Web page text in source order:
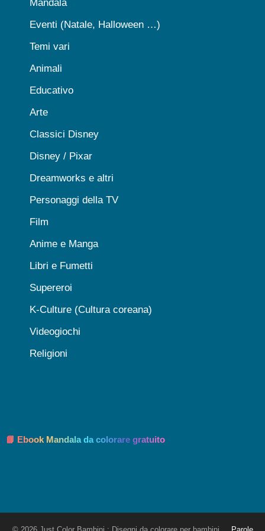
Mandala
Eventi (Natale, Halloween …)
Temi vari
Animali
Educativo
Arte
Classici Disney
Disney / Pixar
Dreamworks e altri
Personaggi della TV
Film
Anime e Manga
Libri e Fumetti
Supereroi
K-Culture (Cultura coreana)
Videogiochi
Religioni
📘 Ebook Mandala da colorare gratuito